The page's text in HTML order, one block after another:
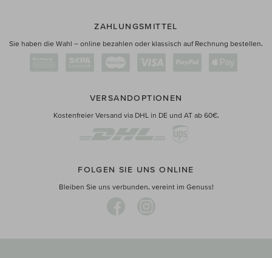
ZAHLUNGSMITTEL
Sie haben die Wahl – online bezahlen oder klassisch auf Rechnung bestellen.
VERSANDOPTIONEN
Kostenfreier Versand via DHL in DE und AT ab 60€.
FOLGEN SIE UNS ONLINE
Bleiben Sie uns verbunden, vereint im Genuss!